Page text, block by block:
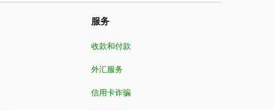
服务
收款和付款
外汇服务
信用卡诈骗